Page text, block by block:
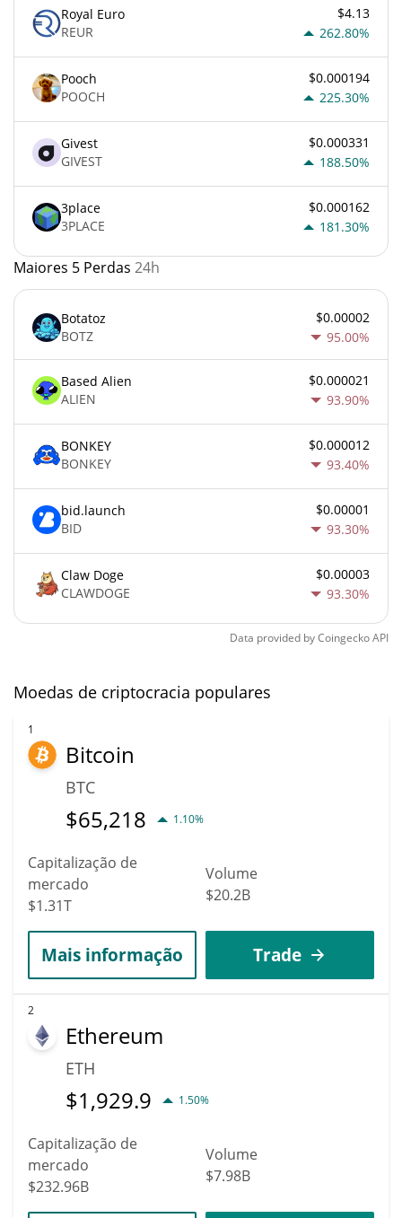
Royal Euro
REUR
$4.13
262.80%
Pooch
POOCH
$0.000194
225.30%
Givest
GIVEST
$0.000331
188.50%
3place
3PLACE
$0.000162
181.30%
Maiores 5 Perdas 24h
Botatoz
BOTZ
$0.00002
95.00%
Based Alien
ALIEN
$0.000021
93.90%
BONKEY
BONKEY
$0.000012
93.40%
bid.launch
BID
$0.00001
93.30%
Claw Doge
CLAWDOGE
$0.00003
93.30%
Data provided byCoingeckoAPI
Moedas de criptocracia populares
1
Bitcoin
BTC
$65,218 1.10%
Capitalização de
mercado
$1.31T
Volume
$20.2B
Mais informação Trade
2
Ethereum
ETH
$1,929.9 1.50%
Capitalização de
mercado
$232.96B
Volume
$7.98B